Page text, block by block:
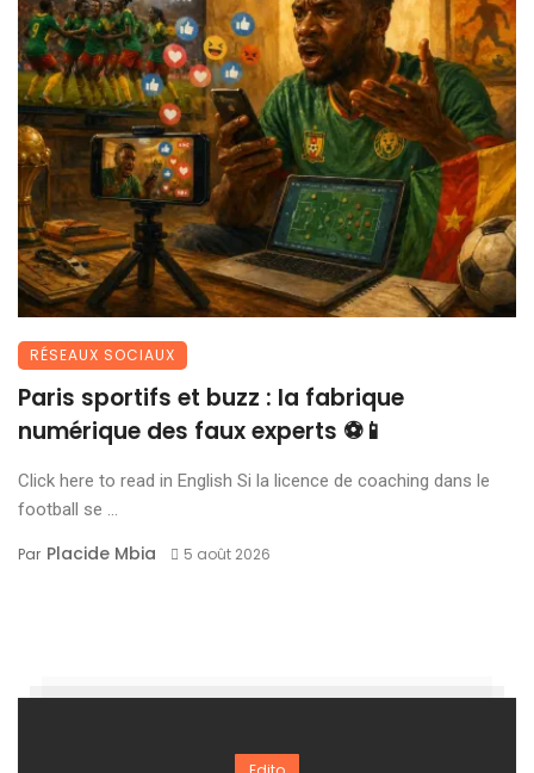
RÉSEAUX SOCIAUX
Paris sportifs et buzz : la fabrique
numérique des faux experts ⚽📱
Click here to read in English Si la licence de coaching dans le
football se ...
Par Placide Mbia 5 août 2026